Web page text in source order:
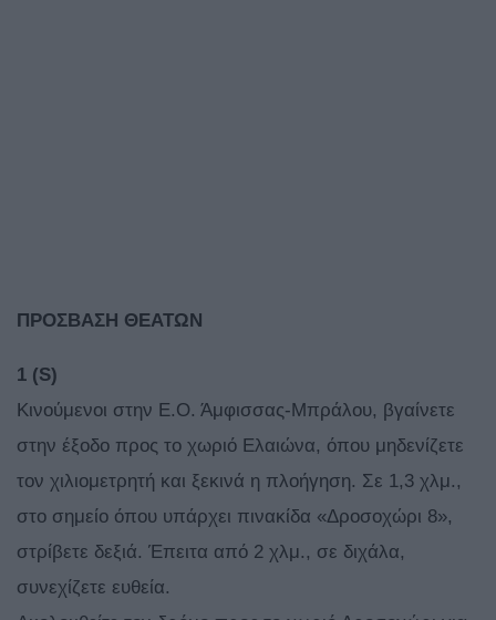
ΠΡΟΣΒΑΣΗ ΘΕΑΤΩΝ
1 (S)
Κινούμενοι στην Ε.Ο. Άμφισσας-Μπράλου, βγαίνετε
στην έξοδο προς το χωριό Ελαιώνα, όπου μηδενίζετε
τον χιλιομετρητή και ξεκινά η πλοήγηση. Σε 1,3 χλμ.,
στο σημείο όπου υπάρχει πινακίδα «Δροσοχώρι 8»,
στρίβετε δεξιά. Έπειτα από 2 χλμ., σε διχάλα,
συνεχίζετε ευθεία.